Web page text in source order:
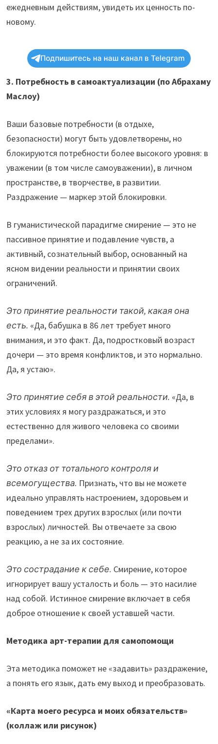
ежедневным действиям, увидеть их ценность по-
новому.
Подпишитесь на наш канал в Telegram
3. Потребность в самоактуализации (по Абрахаму
Маслоу)
Ваши базовые потребности (в отдыхе,
безопасности) могут быть удовлетворены, но
блокируются потребности более высокого уровня: в
уважении (в том числе самоуважении), в личном
пространстве, в творчестве, в развитии.
Раздражение — маркер этой блокировки.
В гуманистической парадигме смирение — это не
пассивное принятие и подавление чувств, а
активный, сознательный выбор, основанный на
ясном видении реальности и принятии своих
ограничений.
Это принятие реальности такой, какая она
есть. «Да, бабушка в 86 лет требует много
внимания, и это факт. Да, подростковый возраст
дочери — это время конфликтов, и это нормально.
Да, я устаю».
Это принятие себя в этой реальности. «Да, в
этих условиях я могу раздражаться, и это
естественно для живого человека со своими
пределами».
Это отказ от тотального контроля и
всемогущества. Признать, что вы не можете
идеально управлять настроением, здоровьем и
поведением трех других взрослых (или почти
взрослых) личностей. Вы отвечаете за свою
реакцию, а не за их состояние.
Это сострадание к себе. Смирение, которое
игнорирует вашу усталость и боль — это насилие
над собой. Истинное смирение включает в себя
доброе отношение к своей уставшей части.
Методика арт-терапии для самопомощи
Эта методика поможет не «задавить» раздражение,
а понять его язык, дать ему выход и преобразовать.
«Карта моего ресурса и моих обязательств»
(коллаж или рисунок)